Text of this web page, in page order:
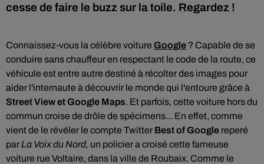
cesse de faire le buzz sur la toile. Regardez !
Connaissez-vous la célèbre voiture Google ? Capable de se
conduire sans chauffeur en respectant le code de la route, ce
véhicule est entre autre destiné à récolter des images pour
aider l'internaute à découvrir le monde qui l'entoure grâce à
Street View et Google Maps. Et parfois, cette voiture hors du
commun croise de drôle de spécimens... En effet, comme
vient de le révéler le compte Twitter Best of Google reperé
par La Voix du Nord, un policier a croisé cette fameuse
voiture rue Voltaire, dans la ville de Roubaix. Comme le